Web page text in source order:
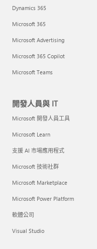
Dynamics 365
Microsoft 365
Microsoft Advertising
Microsoft 365 Copilot
Microsoft Teams
開發人員與 IT
Microsoft 開發人員工具
Microsoft Learn
支援 AI 市場應用程式
Microsoft 技術社群
Microsoft Marketplace
Microsoft Power Platform
軟體公司
Visual Studio